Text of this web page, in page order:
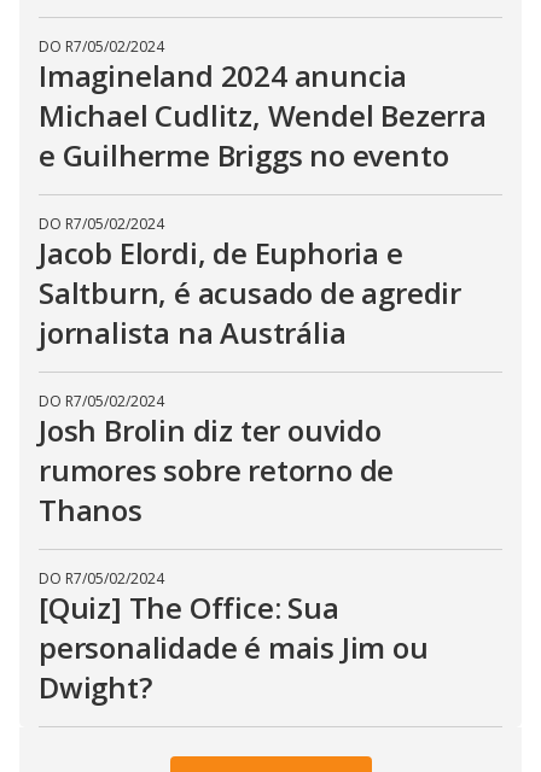
DO R7/05/02/2024
Imagineland 2024 anuncia
Michael Cudlitz, Wendel Bezerra
e Guilherme Briggs no evento
DO R7/05/02/2024
Jacob Elordi, de Euphoria e
Saltburn, é acusado de agredir
jornalista na Austrália
DO R7/05/02/2024
Josh Brolin diz ter ouvido
rumores sobre retorno de
Thanos
DO R7/05/02/2024
[Quiz] The Office: Sua
personalidade é mais Jim ou
Dwight?